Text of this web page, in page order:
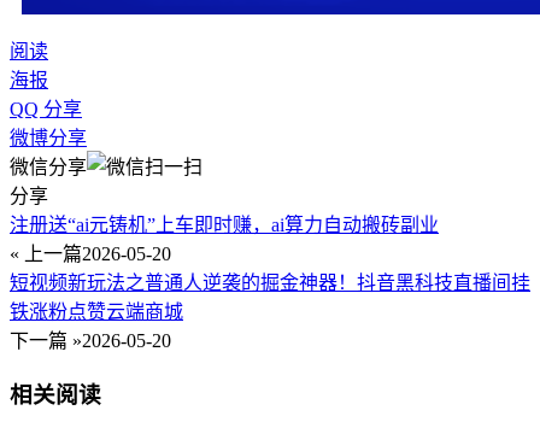
阅读
海报
QQ 分享
微博分享
微信分享
分享
注册送“ai元铸机”上车即时赚，ai算力自动搬砖副业
« 上一篇2026-05-20
短视频新玩法之普通人逆袭的掘金神器！抖音黑科技直播间挂
铁涨粉点赞云端商城
下一篇 »2026-05-20
相关阅读